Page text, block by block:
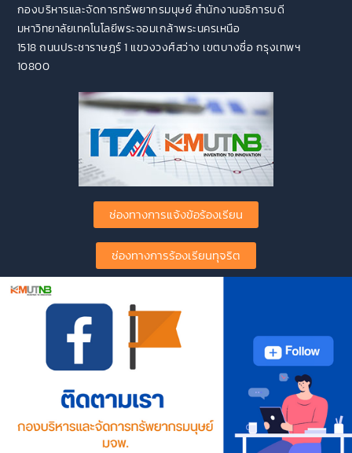
กองบริหารและจัดการทรัพยากรมนุษย์ สำนักงานอธิการบดี
มหาวิทยาลัยเทคโนโลยีพระจอมเกล้าพระนครเหนือ
1518 ถนนประชาราษฎร์ 1 แขวงวงศ์สว่าง เขตบางซื่อ กรุงเทพฯ
10800
ช่องทางการแจ้งข้อร้องเรียน
ช่องทางการร้องเรียนทุจริต